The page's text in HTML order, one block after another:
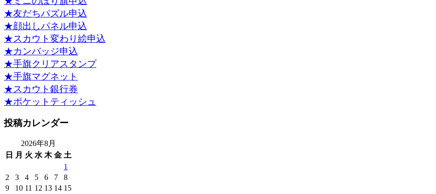
★友だちパズル申込
★顔出しパネル申込
★スカウト変わり絵申込
★カンバッジ申込
★手旗クリアスタンプ
★手旗マグネット
★スカウト銀行券
★ポケットティッシュ
投稿カレンダー
2026年8月
日
月 火 水 木 金 土
1
2
3 4 5 6 7
8
9
10 11 12 13 14 15